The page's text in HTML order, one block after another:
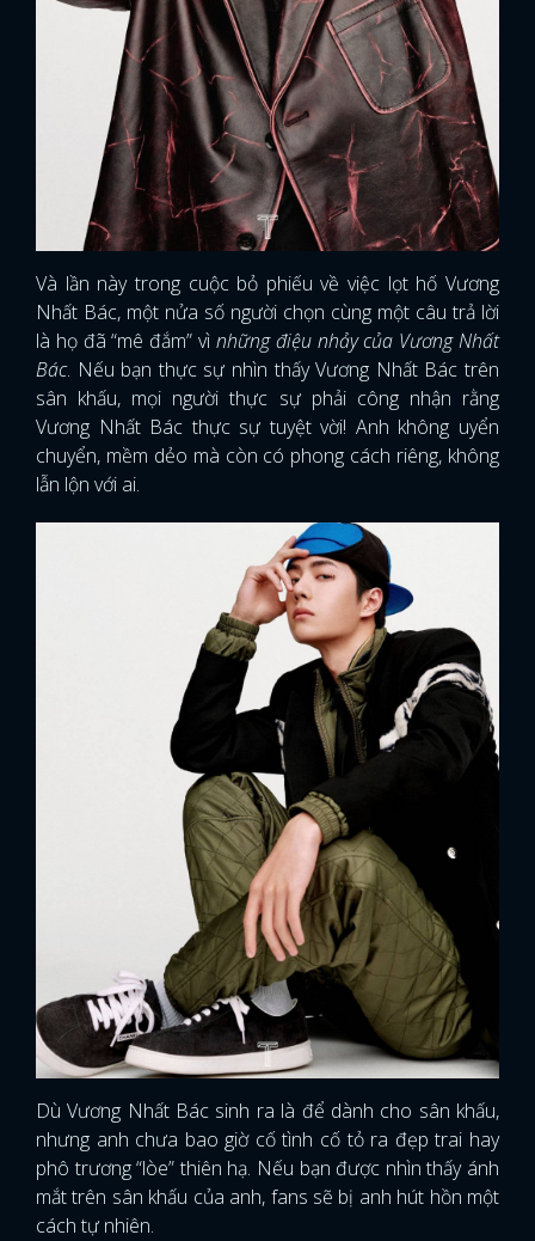
Và lần này trong cuộc bỏ phiếu về việc lọt hố Vương
Nhất Bác, một nửa số người chọn cùng một câu trả lời
là họ đã “mê đắm” vì những điệu nhảy của Vương Nhất
Bác. Nếu bạn thực sự nhìn thấy Vương Nhất Bác trên
sân khấu, mọi người thực sự phải công nhận rằng
Vương Nhất Bác thực sự tuyệt vời! Anh không uyển
chuyển, mềm dẻo mà còn có phong cách riêng, không
lẫn lộn với ai.
Dù Vương Nhất Bác sinh ra là để dành cho sân khấu,
nhưng anh chưa bao giờ cố tình cố tỏ ra đẹp trai hay
phô trương “lòe” thiên hạ. Nếu bạn được nhìn thấy ánh
mắt trên sân khấu của anh, fans sẽ bị anh hút hồn một
cách tự nhiên.